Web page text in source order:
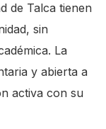
de Talca tienen
sin
La
y abierta a
activa con su